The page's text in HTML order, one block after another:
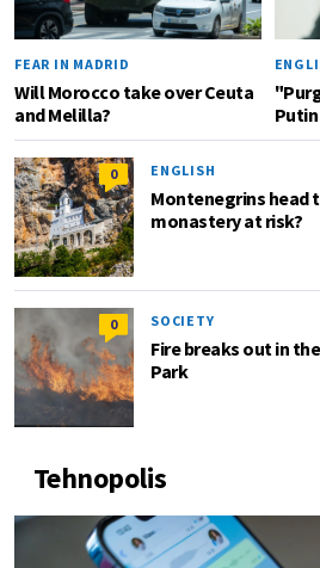
FEAR IN MADRID
Will Morocco take over Ceuta
and Melilla?
0 ENGLISH
Montenegrins head
monastery at risk?
0 SOCIETY
Fire breaks out in
Park
Tehnopolis